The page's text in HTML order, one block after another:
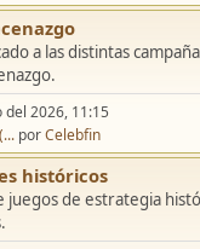
a las distintas
del 2026, 11:15
porCelebfin
históricos
juegos de estrategia